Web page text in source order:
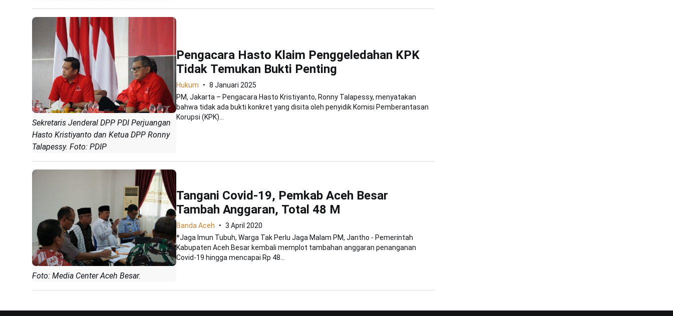
Sekretaris Jenderal DPP PDI Perjuangan
Hasto Kristiyanto dan Ketua DPP Ronny
Talapessy. Foto: PDIP
Pengacara Hasto Klaim Penggeledahan KPK
Tidak Temukan Bukti Penting
Hukum
8 Januari 2025
PM, Jakarta – Pengacara Hasto Kristiyanto, Ronny Talapessy, menyatakan
bahwa tidak ada bukti konkret yang disita oleh penyidik Komisi Pemberantasan
Korupsi (KPK)...
Foto: Media Center Aceh Besar.
Tangani Covid-19, Pemkab Aceh Besar
Tambah Anggaran, Total 48 M
Banda Aceh
3 April 2020
*Jaga Imun Tubuh, Warga Tak Perlu Jaga Malam PM, Jantho - Pemerintah
Kabupaten Aceh Besar kembali memplot tambahan anggaran penanganan
Covid-19 hingga mencapai Rp 48...